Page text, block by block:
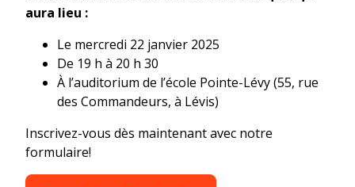
aura lieu :
Le mercredi 22 janvier 2025
De 19 h à 20 h 30
À l’auditorium de l’école Pointe-Lévy (55, rue
des Commandeurs, à Lévis)
Inscrivez-vous dès maintenant avec notre
formulaire!